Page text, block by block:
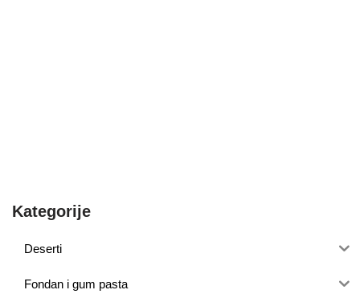
Kategorije
Deserti
Fondan i gum pasta